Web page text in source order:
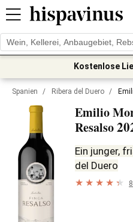
Kostenlose
Spanien / Ribera del Duero /
Emilio
Resalso
Ein junger,
del Duero